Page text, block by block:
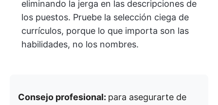
eliminando la jerga en las descripciones de
los puestos. Pruebe la selección ciega de
currículos, porque lo que importa son las
habilidades, no los nombres.
Consejo profesional: para asegurarte de